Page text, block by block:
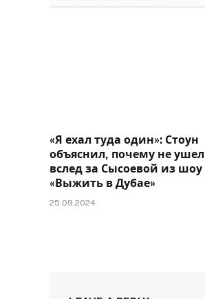
«Я ехал туда один»: Стоун
объяснил, почему не ушел
вслед за Сысоевой из шоу
«Выжить в Дубае»
25.09.2024